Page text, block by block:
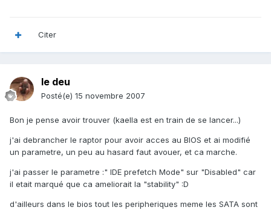
Citer
le deu
Posté(e) 15 novembre 2007
Bon je pense avoir trouver (kaella est en train de se lancer...)
j'ai debrancher le raptor pour avoir acces au BIOS et ai modifié
un parametre, un peu au hasard faut avouer, et ca marche.
j'ai passer le parametre :" IDE prefetch Mode" sur "Disabled" car
il etait marqué que ca ameliorait la "stability" :D
d'ailleurs dans le bios tout les peripheriques meme les SATA sont